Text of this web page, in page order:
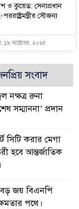
ও কুয়েত: সেনাপ্রধান
সৌজন্য
১৯ অক্টোবর, ২০২৫
সংবাদ
নক্ষত্র রুনা
সম্মাননা’ প্রদান
সিটি করার মেগা
হবে আন্তর্জাতিক
বড় জয় বিএনপি
পথে।